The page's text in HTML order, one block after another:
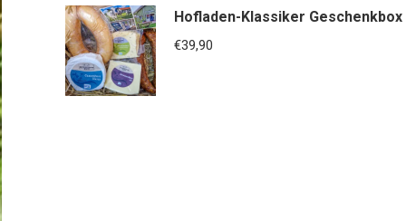
Hofladen-Klassiker Geschenkbox
€39,90